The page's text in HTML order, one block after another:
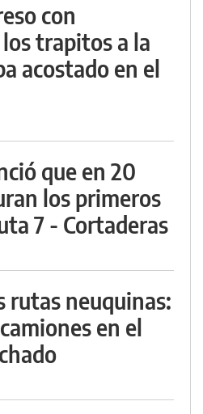
con
trapitos a la
acostado en el
que en 20
los primeros
7 - Cortaderas
rutas neuquinas:
en el